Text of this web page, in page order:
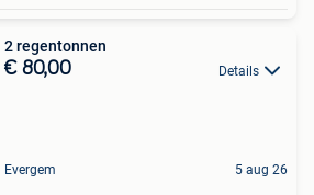
2 regentonnen
€ 80,00 Details
Evergem 5 aug 26